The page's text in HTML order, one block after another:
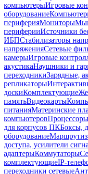
компьютерыИгровые
оборудование
периферияМониторы
периферииИсточники
ИБПСтабилизаторы
напряженияСетевые
камерыИгровые
акустикаНаушники и
переходникиЗарядные,
репликаторы
доскиКомплектующие
памятьВидеокарты
питанияМатеринские
компьютеровПроцессоры
для корпусов ПКБоксы,
оборудование
доступа, усилители
адаптерыКоммутаторы
комплектующиеIP-
переходники сетевые